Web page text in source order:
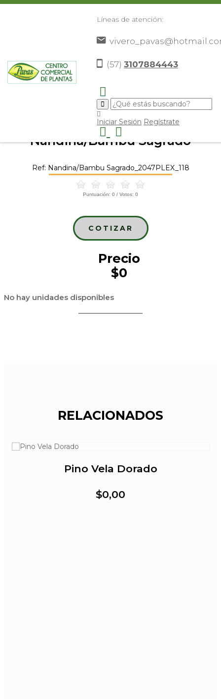
Líneas de atención:
(57) 3107884443
Iniciar Sesión Regístrate
Plantas> Plantas De Exterior>
Nandina/Bambu Sagrado>
Nandina/Bambu Sagrado
Ref: Nandina/Bambu Sagrado_2047PLEX_118
Puntuación: 0 / Votos: 0
COTIZAR
Precio
$0
No hay unidades disponibles
RELACIONADOS
Pino Vela Dorado
$0,00